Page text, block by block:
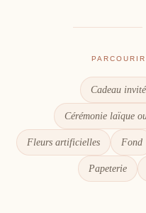
Cadeau invité
Cérémonie laïque
Fleurs artificielles Fond
Papeterie